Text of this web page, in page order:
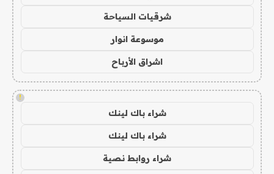
شرقيات السياحة
موسوعة انوار
اشراق الأرباح
!
شراء باك لينك
شراء باك لينك
شراء روابط نصية